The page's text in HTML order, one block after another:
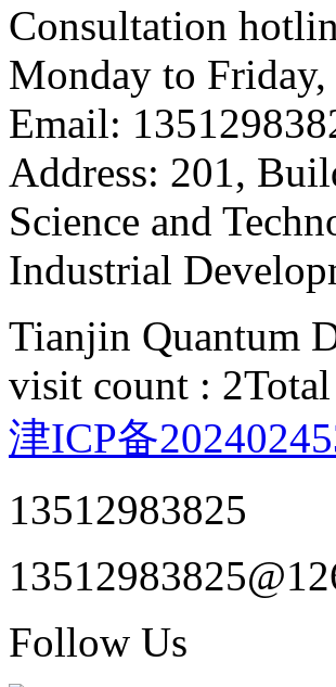
Consultation
Monday to
Email:
Address: 201,
Science and
Industrial
Tianjin Quantum
visit count : 2
津ICP备
13512983825
Follow Us